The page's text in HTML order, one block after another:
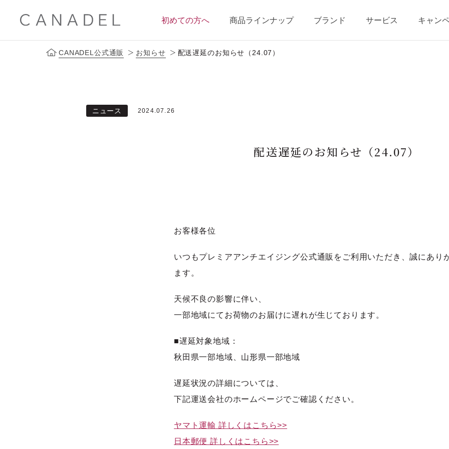
初めての方へ 商品ラインナップ ブランド
ブランドコンセプト ベストコスメ受賞歴
サービス
定期便サービス 会員ステージ・ポイントプログラム
キャン
CANADEL公式通販 お知らせ 配送遅延のお知らせ（24.07）
ニュース 2024.07.26
配送遅延のお知らせ（24.07）
お客様各位
いつもプレミアアンチエイジング公式通販をご利用いただき、誠にあり
ます。
天候不良の影響に伴い、
一部地域にてお荷物のお届けに遅れが生じております。
■遅延対象地域：
秋田県一部地域、山形県一部地域
遅延状況の詳細については、
下記運送会社のホームページでご確認ください。
ヤマト運輸 詳しくはこちら>>
日本郵便 詳しくはこちら>>